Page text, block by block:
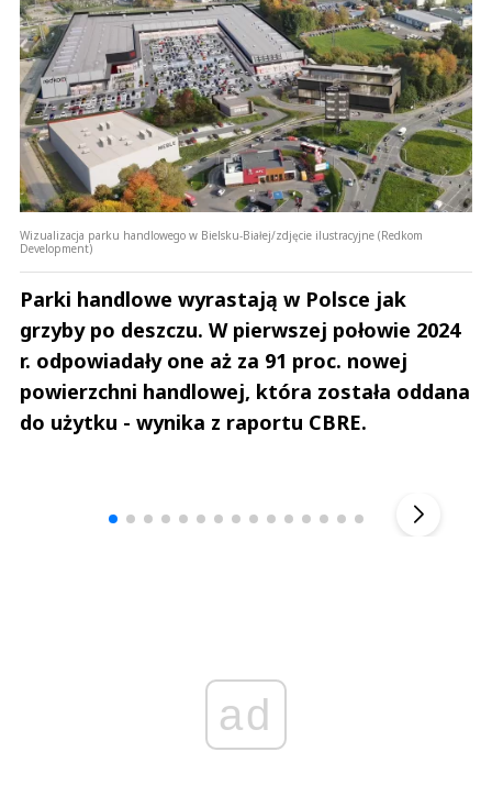
Wizualizacja parku handlowego w Bielsku-Białej/zdjęcie ilustracyjne (Redkom
Development)
Parki handlowe wyrastają w Polsce jak
grzyby po deszczu. W pierwszej połowie 2024
r. odpowiadały one aż za 91 proc. nowej
powierzchni handlowej, która została oddana
do użytku - wynika z raportu CBRE.
ad